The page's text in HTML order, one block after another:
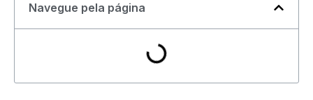
Navegue pela página